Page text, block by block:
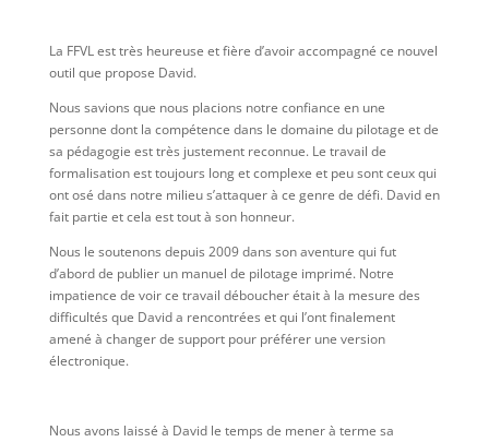
La FFVL est très heureuse et fière d’avoir accompagné ce nouvel
outil que propose David.
Nous savions que nous placions notre confiance en une
personne dont la compétence dans le domaine du pilotage et de
sa pédagogie est très justement reconnue. Le travail de
formalisation est toujours long et complexe et peu sont ceux qui
ont osé dans notre milieu s’attaquer à ce genre de défi. David en
fait partie et cela est tout à son honneur.
Nous le soutenons depuis 2009 dans son aventure qui fut
d’abord de publier un manuel de pilotage imprimé. Notre
impatience de voir ce travail déboucher était à la mesure des
difficultés que David a rencontrées et qui l’ont finalement
amené à changer de support pour préférer une version
électronique.
Nous avons laissé à David le temps de mener à terme sa